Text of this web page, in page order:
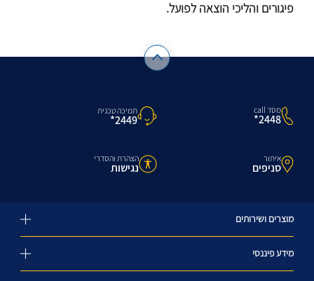
פיגורים והליכי הוצאה לפועל.
מסד call
2448*
תמיכה טכנית
2449*
איתור
סניפים
הצהרת והסדרי
נגישות
מוצרים ושירותים
מידע פיננסי